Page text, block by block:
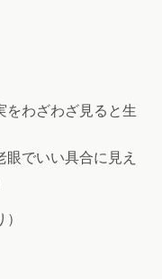
をわざわざ見ると生
でいい具合に見え